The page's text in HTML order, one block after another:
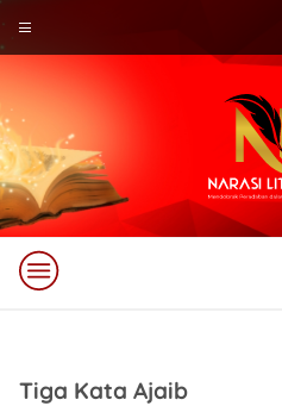
Tiga Kata Ajaib